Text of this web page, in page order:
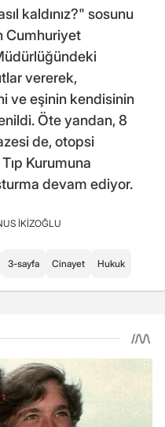
kaldınız?" sosunu
Cumhuriyet
vererek,
ve eşinin kendisinin
Öte yandan, 8
de, otopsi
Kurumuna
devam ediyor.
İKİZOĞLU
3-sayfa Cinayet Hukuk